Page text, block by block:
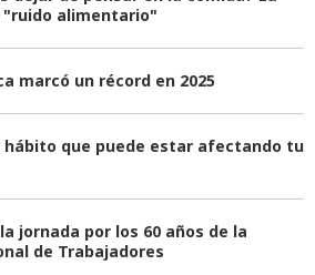
"ruido alimentario"
marcó un récord en 2025
hábito que puede estar afectando tu
jornada por los 60 años de la
de Trabajadores